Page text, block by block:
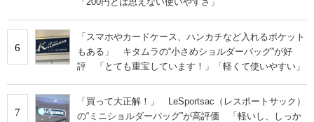
6
「スマホやカードケース、ハンカチなど入れるポケット
もある」 キタムラの“小さめショルダーバッグ”が好
評 「とても重宝しています！」「軽くて使いやすい」
7
「買って大正解！」 LeSportsac（レスポートサック）
の“ミニショルダーバッグ”が高評価 「軽いし、しっか